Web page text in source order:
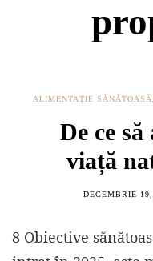
ALIMENTAȚIE SĂNĂTOASĂ
De ce
viață
DECEMBRIE
8 Obiective